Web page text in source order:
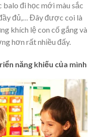
balo đi học mới màu sắc
đủ,… Đây được coi là
khích lệ con cố gắng và
hơn rất nhiều đấy.
năng khiếu của mình